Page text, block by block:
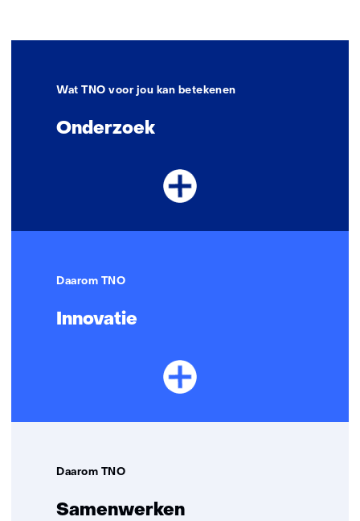
Onderzoek
Wat TNO voor jou kan betekenen
Innovatie
Daarom TNO
Samenwerken
Daarom TNO